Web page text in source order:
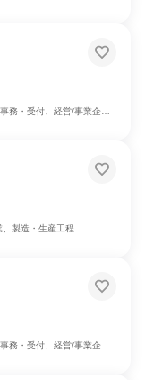
営業、製造・生産工程、SCM/生産管理/購買/物流、商品企画
、製造・生産工程
営業、製造・生産工程、SCM/生産管理/購買/物流、商品企画